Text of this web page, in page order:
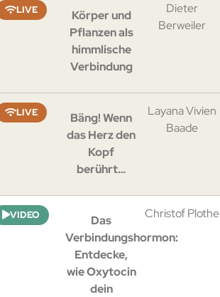
LIVE
Körper und
Pflanzen als
himmlische
Verbindung
Dieter
Berweiler
LIVE
Bäng! Wenn
das Herz den
Kopf
berührt…
Layana Vivien
Baade
VIDEO
Das
Verbindungshormon:
Entdecke,
wie Oxytocin
dein
Christof Plothe